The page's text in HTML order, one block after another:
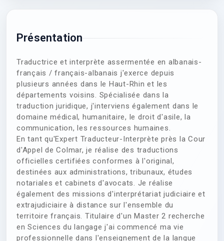
Présentation
Traductrice et interprète assermentée en albanais-
français / français-albanais j'exerce depuis
plusieurs années dans le Haut-Rhin et les
départements voisins. Spécialisée dans la
traduction juridique, j'interviens également dans le
domaine médical, humanitaire, le droit d'asile, la
communication, les ressources humaines.
En tant qu'Expert Traducteur-Interprète près la Cour
d'Appel de Colmar, je réalise des traductions
officielles certifiées conformes à l'original,
destinées aux administrations, tribunaux, études
notariales et cabinets d'avocats. Je réalise
également des missions d'interprétariat judiciaire et
extrajudiciaire à distance sur l'ensemble du
territoire français. Titulaire d'un Master 2 recherche
en Sciences du langage j'ai commencé ma vie
professionnelle dans l'enseignement de la langue